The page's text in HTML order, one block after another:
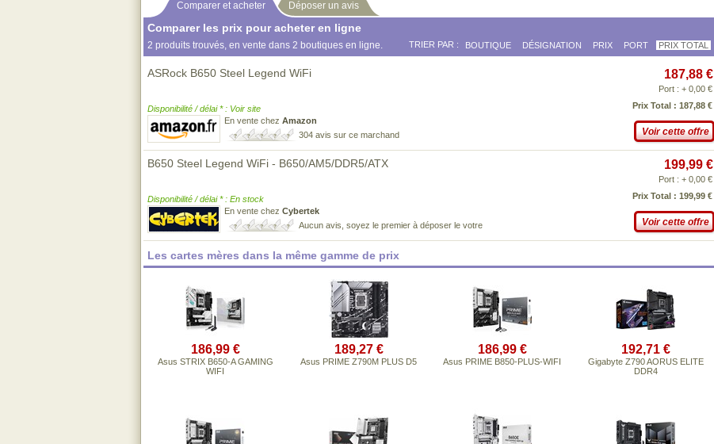
Comparer et acheter Déposer un avis
Comparer les prix pour acheter en ligne
2 produits trouvés, en vente dans 2 boutiques en ligne. TRIER PAR : BOUTIQUE DÉSIGNATION PRIX PORT PRIX TOTAL
ASRock B650 Steel Legend WiFi
Disponibilité / délai * : Voir site
En vente chez Amazon
304 avis sur ce marchand
187,88 €
Port : + 0,00 €
Prix Total : 187,88 €
Voir cette offre
B650 Steel Legend WiFi - B650/AM5/DDR5/ATX
Disponibilité / délai * : En stock
En vente chez Cybertek
Aucun avis, soyez le premier à déposer le votre
199,99 €
Port : + 0,00 €
Prix Total : 199,99 €
Voir cette offre
Les cartes mères dans la même gamme de prix
186,99 €
Asus STRIX B650-A GAMING
WIFI
189,27 €
Asus PRIME Z790M PLUS D5
186,99 €
Asus PRIME B850-PLUS-WIFI
192,71 €
Gigabyte Z790 AORUS ELITE
DDR4